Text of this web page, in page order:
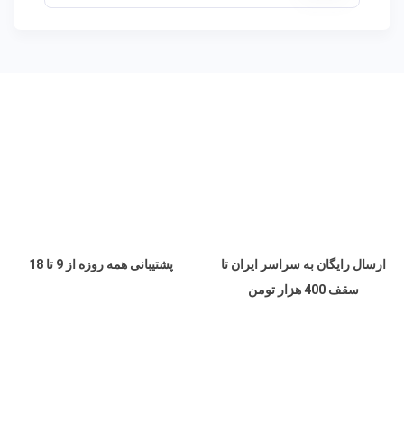
ارسال رایگان به سراسر ایران تا
سقف 400 هزار تومن
پشتیبانی همه روزه از 9 تا 18